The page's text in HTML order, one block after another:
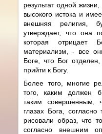
результат одной
высокого истока и
внешняя религия,
утверждает, что она
которая отрицает
материализм, - все
Боге, что Бог
прийти к Богу.
Более того, многие
того, каким должен
таким совершенным,
глазах Бога,
рисовали образ, что
согласно внешним